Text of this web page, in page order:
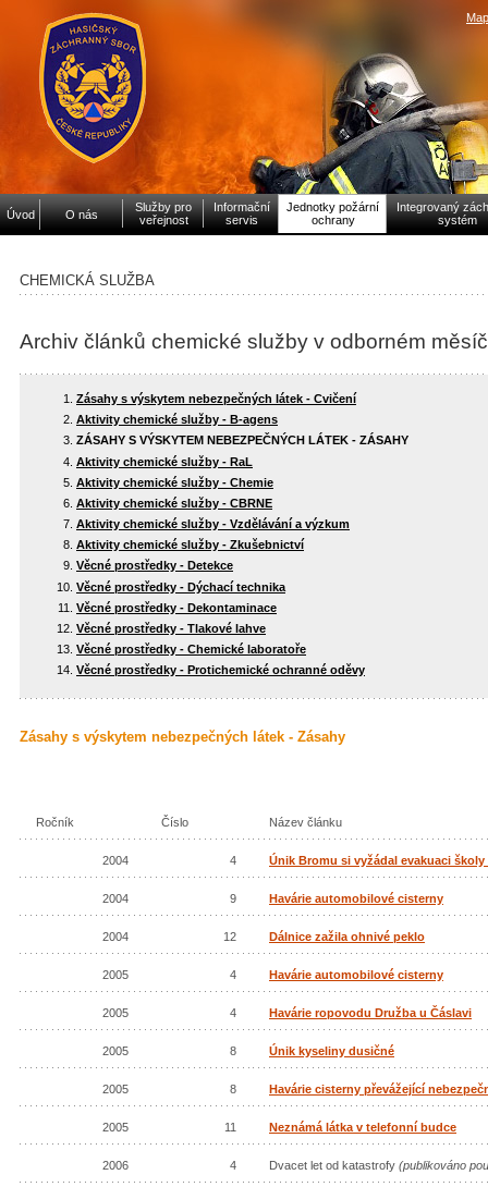
Úvod O nás
Služby pro
veřejnost
Informační
servis
Jednotky požární
ochrany
Integrovaný
systém
CHEMICKÁ SLUŽBA
Archiv článků chemické služby v odborném
Zásahy s výskytem nebezpečných látek - Cvičení
Aktivity chemické služby - B-agens
ZÁSAHY S VÝSKYTEM NEBEZPEČNÝCH LÁTEK - ZÁSAHY
Aktivity chemické služby - RaL
Aktivity chemické služby - Chemie
Aktivity chemické služby - CBRNE
Aktivity chemické služby - Vzdělávání a výzkum
Aktivity chemické služby - Zkušebnictví
Věcné prostředky - Detekce
Věcné prostředky - Dýchací technika
Věcné prostředky - Dekontaminace
Věcné prostředky - Tlakové lahve
Věcné prostředky - Chemické laboratoře
Věcné prostředky - Protichemické ochranné oděvy
Zásahy s výskytem nebezpečných látek - Zásahy
Ročník Číslo Název článku
2004 4 Únik Bromu si vyžádal evakuaci školy
2004 9 Havárie automobilové cisterny
2004 12 Dálnice zažila ohnivé peklo
2005 4 Havárie automobilové cisterny
2005 4 Havárie ropovodu Družba u Čáslavi
2005 8 Únik kyseliny dusičné
2005 8 Havárie cisterny převážející
2005 11 Neznámá látka v telefonní budce
2006 4 Dvacet let od katastrofy (publikováno